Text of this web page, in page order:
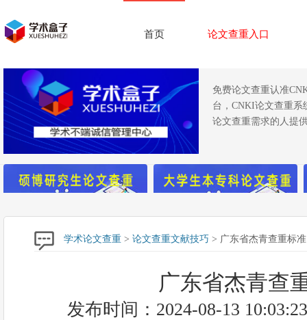
首页 论文查重入口
免费论文查重认准
台，CNKI论文查重系
论文查重需求的人提
学术论文查重 > 论文查重文献技巧 > 广东省杰青查重标准
广东省杰青查
发布时间：2024-08-13 10:03:23